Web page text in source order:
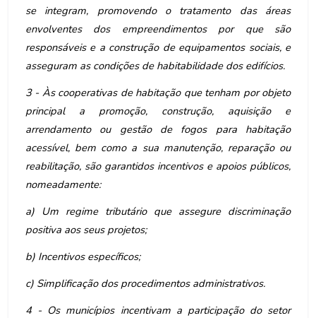
se integram, promovendo o tratamento das áreas
envolventes dos empreendimentos por que são
responsáveis e a construção de equipamentos sociais, e
asseguram as condições de habitabilidade dos edifícios.
3 - Às cooperativas de habitação que tenham por objeto
principal a promoção, construção, aquisição e
arrendamento ou gestão de fogos para habitação
acessível, bem como a sua manutenção, reparação ou
reabilitação, são garantidos incentivos e apoios públicos,
nomeadamente:
a) Um regime tributário que assegure discriminação
positiva aos seus projetos;
b) Incentivos específicos;
c) Simplificação dos procedimentos administrativos.
4 - Os municípios incentivam a participação do setor